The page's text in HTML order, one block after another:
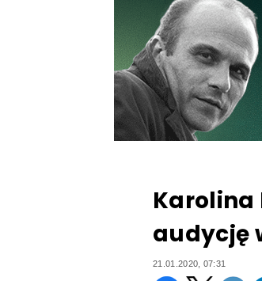
Karolina
audycję
21.01.2020, 07:31